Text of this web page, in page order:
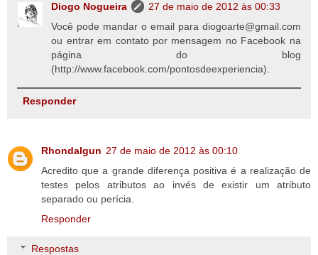
Diogo Nogueira
27 de maio de 2012 às 00:33
Você pode mandar o email para diogoarte@gmail.com
ou entrar em contato por mensagem no Facebook na
página do blog
(http://www.facebook.com/pontosdeexperiencia).
Responder
Rhondalgun 27 de maio de 2012 às 00:10
Acredito que a grande diferença positiva é a realização de
testes pelos atributos ao invés de existir um atributo
separado ou perícia.
Responder
Respostas